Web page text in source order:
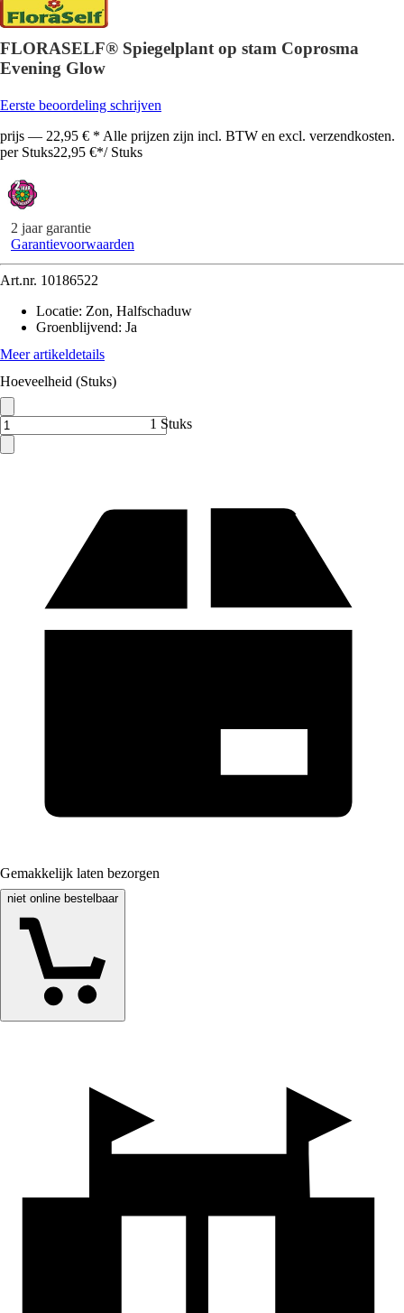
FLORASELF® Spiegelplant op stam Coprosma
Evening Glow
Eerste beoordeling schrijven
prijs — 22,95 € * Alle prijzen zijn incl. BTW en excl. verzendkosten.
per Stuks22,95 €*/ Stuks
2 jaar garantie
Garantievoorwaarden
Art.nr. 10186522
Locatie: Zon, Halfschaduw
Groenblijvend: Ja
Meer artikeldetails
Hoeveelheid (Stuks)
1 Stuks
Gemakkelijk laten bezorgen
niet online bestelbaar